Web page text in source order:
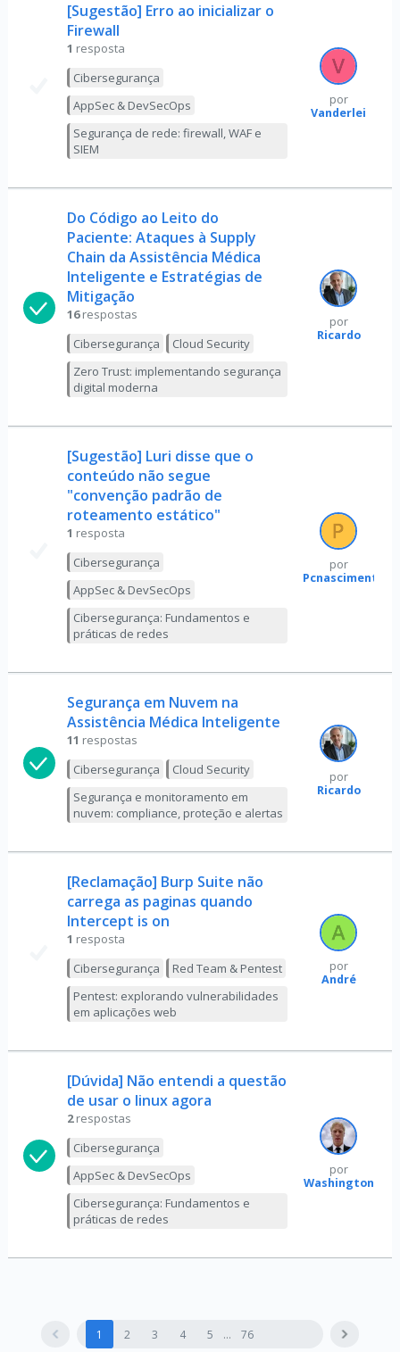
[Sugestão] Erro ao inicializar o
Firewall
1 resposta
Cibersegurança
AppSec & DevSecOps
Segurança de rede: firewall, WAF e
SIEM
por
Vanderlei
Do Código ao Leito do
Paciente: Ataques à Supply
Chain da Assistência Médica
Inteligente e Estratégias de
Mitigação
16 respostas
Cibersegurança
Cloud Security
Zero Trust: implementando segurança
digital moderna
por
Ricardo
[Sugestão] Luri disse que o
conteúdo não segue
"convenção padrão de
roteamento estático"
1 resposta
Cibersegurança
AppSec & DevSecOps
Cibersegurança: Fundamentos e
práticas de redes
por
Pcnascimento
Segurança em Nuvem na
Assistência Médica Inteligente
11 respostas
Cibersegurança
Cloud Security
Segurança e monitoramento em
nuvem: compliance, proteção e alertas
por
Ricardo
[Reclamação] Burp Suite não
carrega as paginas quando
Intercept is on
1 resposta
Cibersegurança
Red Team & Pentest
Pentest: explorando vulnerabilidades
em aplicações web
por
André
[Dúvida] Não entendi a questão
de usar o linux agora
2 respostas
Cibersegurança
AppSec & DevSecOps
Cibersegurança: Fundamentos e
práticas de redes
por
Washington
1 2 3 4 5 76